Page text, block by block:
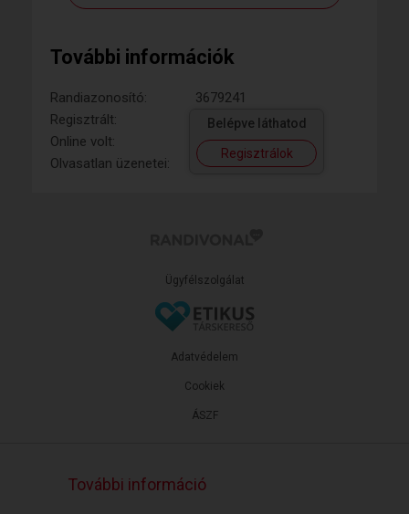
További információk
Randiazonosító:
3679241
Regisztrált:
Online volt:
Olvasatlan üzenetei:
Belépve láthatod
Regisztrálok
Ügyfélszolgálat
ÁSZF
Adatvédelem
Cookiek
További információ